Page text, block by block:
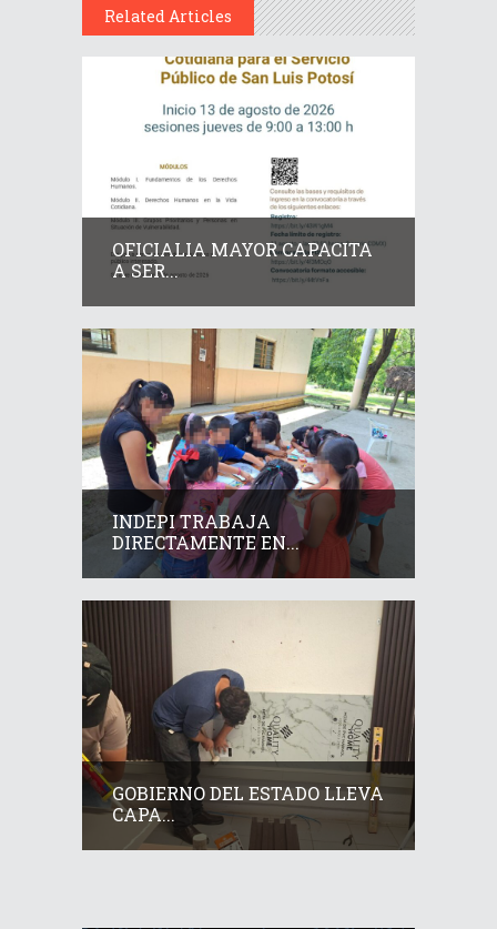
Related Articles
OFICIALIA MAYOR CAPACITA
A SER...
INDEPI TRABAJA
DIRECTAMENTE EN...
GOBIERNO DEL ESTADO LLEVA
CAPA...